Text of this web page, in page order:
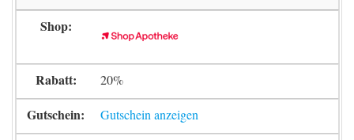
20%
Gutschein anzeigen